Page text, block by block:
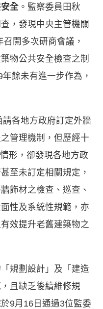
全 。監察委員田秋
，發現中央主管機關
開多次研商會議，
物公共安全檢查之制
餘未有進一步作為，
各地方政府訂定外牆
管理機制，但歷經十
形，卻發現各地方政
至未訂定相關規定，
飾材之檢查、巡查、
性及系統性規範，亦
效提升老舊建築物之
規劃設計」及「建造
且缺乏後續維修規
9月16日通過3位監委